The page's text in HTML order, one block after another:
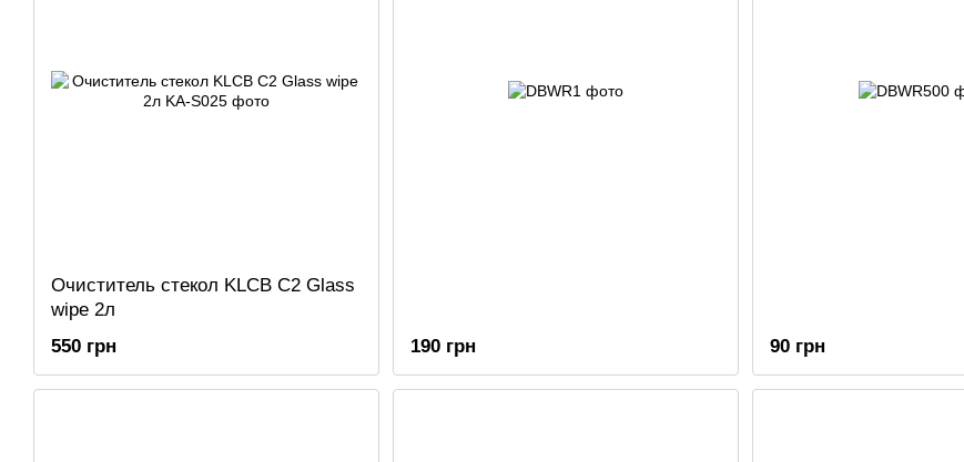
Очиститель стекол KLCB С2 Glass
wipe 2л
550 грн
190 грн 90 грн